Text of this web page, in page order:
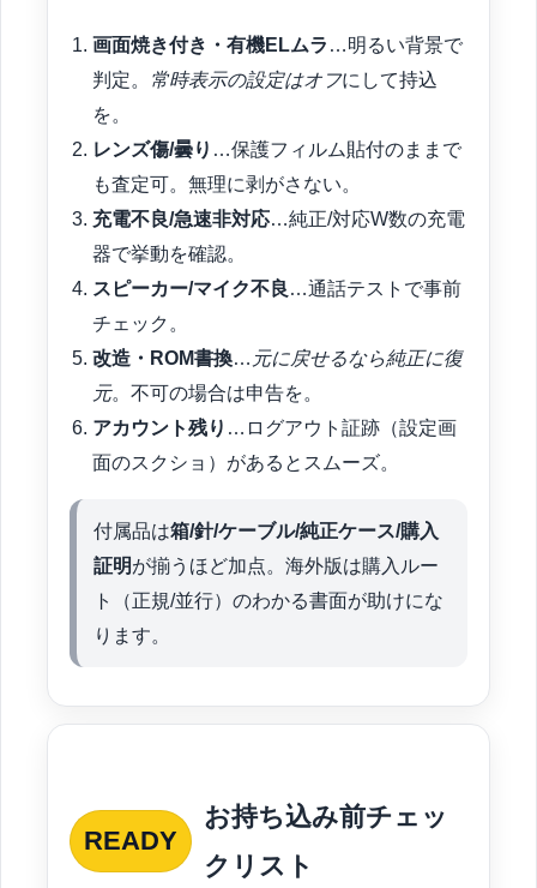
画面焼き付き・有機ELムラ …明るい背景で
判定。
常時表示の設定はオフにして持込
を。
レンズ傷/曇り …保護フィルム貼付のままで
も査定可。無理に剥がさない。
充電不良/急速非対応…純正/対応W数の充電
器で挙動を確認。
スピーカー/マイク不良 …通話テストで事前
チェック。
改造・ROM書換… 元に戻せるなら純正に復
元。不可の場合は申告を。
アカウント残り …ログアウト証跡（設定画
面のスクショ）があるとスムーズ。
付属品は箱/針/ケーブル/純正ケース/購入
証明が揃うほど加点。海外版は購入ルー
ト（正規/並行）のわかる書面が助けにな
ります。
READY
お持ち込み前チェッ
クリスト